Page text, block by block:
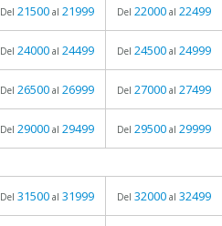
Del 21500 al 21999 Del 22000 al 22499
Del 24000 al 24499 Del 24500 al 24999
Del 26500 al 26999 Del 27000 al 27499
Del 29000 al 29499 Del 29500 al 29999
Del 31500 al 31999 Del 32000 al 32499